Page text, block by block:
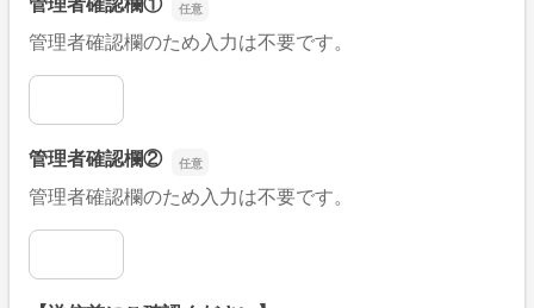
管理者確認欄のため入力は不要です。
管理者確認欄①
管理者確認欄②
管理者確認欄のため入力は不要です。
管理者確認欄②